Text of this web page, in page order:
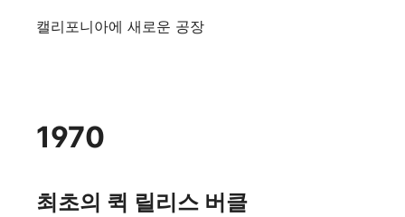
캘리포니아에 새로운 공장
1970
최초의 퀵 릴리스 버클